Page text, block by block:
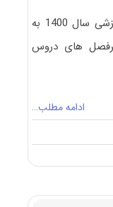
سوالات آزمون دکتری آسیب‌ شناسی ورزشی سال 1400 به
های دروس
ادامه مطلب…